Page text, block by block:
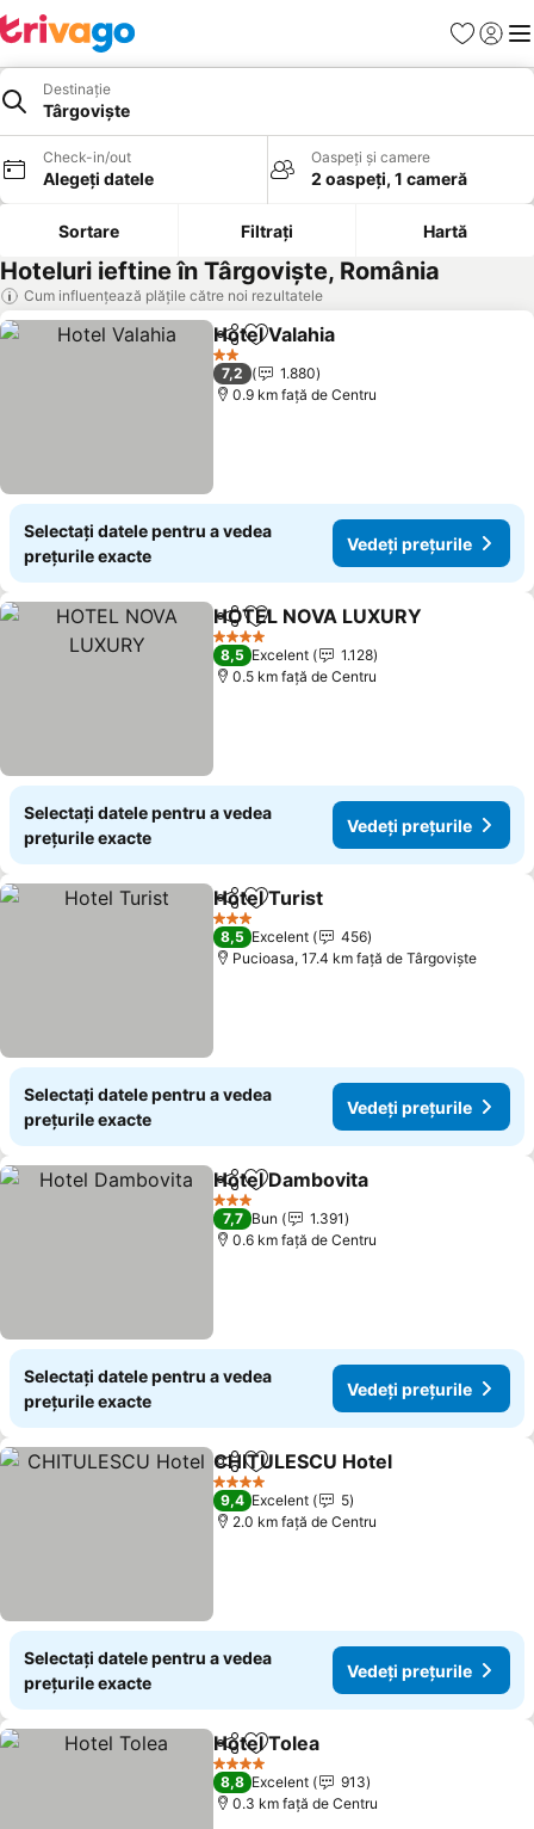
Favorite
Destinație
Târgoviște
Check-in/out
Alegeți datele
Oaspeți și camere
2 oaspeți, 1 cameră
Sortare Filtrați Hartă
Hoteluri ieftine în Târgoviște, România
Cum influențează plățile către noi rezultatele
DistribuițiAdăugaţi la favorite
Hotel Valahia
2 Stele
7,2
1.880
0.9 km faţă de Centru
Selectați datele pentru a vedea
prețurile exacte
Vedeți prețurile
DistribuițiAdăugaţi la favorite
HOTEL NOVA LUXURY
4 Stele
8,5 Excelent
1.128
0.5 km faţă de Centru
Selectați datele pentru a vedea
prețurile exacte
Vedeți prețurile
DistribuițiAdăugaţi la favorite
Hotel Turist
3 Stele
8,5 Excelent
456
Pucioasa, 17.4 km faţă de Târgoviște
Selectați datele pentru a vedea
prețurile exacte
Vedeți prețurile
DistribuițiAdăugaţi la favorite
Hotel Dambovita
3 Stele
7,7 Bun
1.391
0.6 km faţă de Centru
Selectați datele pentru a vedea
prețurile exacte
Vedeți prețurile
DistribuițiAdăugaţi la favorite
CHITULESCU Hotel
4 Stele
9,4 Excelent
5
2.0 km faţă de Centru
Selectați datele pentru a vedea
prețurile exacte
Vedeți prețurile
DistribuițiAdăugaţi la favorite
Hotel Tolea
4 Stele
8,8 Excelent
913
0.3 km faţă de Centru